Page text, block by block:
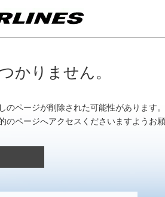
かりません。
ページが削除された可能性があります。
のページへアクセスくださいますようお願